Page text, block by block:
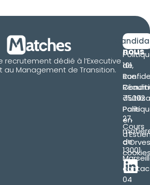
recrutement dédié à l’Executive
au Management de Transition.
nous
101,
Rue
75002
Paris
27,
Cours
13001
04
de
en
de